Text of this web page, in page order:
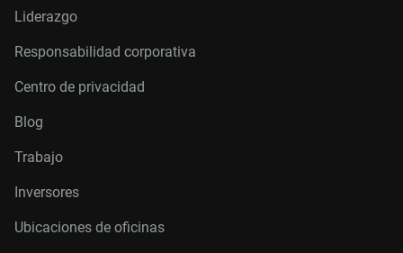
Liderazgo
Responsabilidad corporativa
Centro de privacidad
Blog
Trabajo
Inversores
Ubicaciones de oficinas